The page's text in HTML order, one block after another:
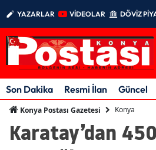
YAZARLAR VİDEOLAR DÖVİZ
Son Dakika Resmi İlan Güncel
Konya Postası Gazetesi Konya
Karatay’dan